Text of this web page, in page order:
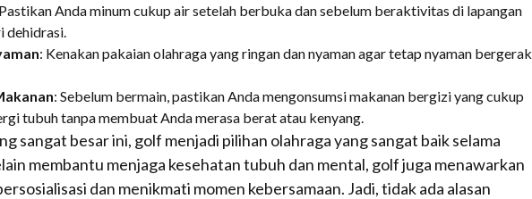
Anda minum cukup air setelah berbuka dan sebelum beraktivitas di lapangan
dehidrasi.
: Kenakan pakaian olahraga yang ringan dan nyaman agar tetap nyaman bergerak
: Sebelum bermain, pastikan Anda mengonsumsi makanan bergizi yang cukup
tubuh tanpa membuat Anda merasa berat atau kenyang.
sangat besar ini, golf menjadi pilihan olahraga yang sangat baik selama
membantu menjaga kesehatan tubuh dan mental, golf juga menawarkan
dan menikmati momen kebersamaan. Jadi, tidak ada alasan